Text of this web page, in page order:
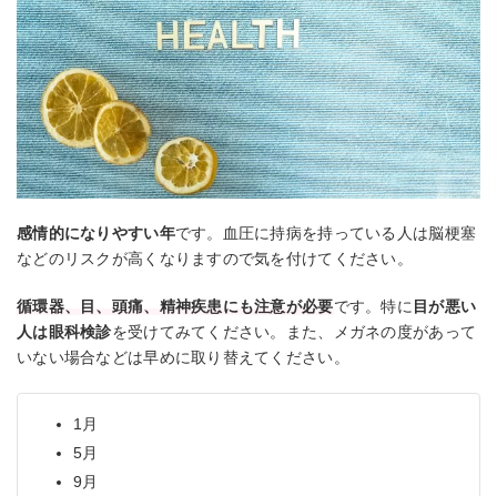
感情的になりやすい年です。血圧に持病を持っている人は脳梗塞
などのリスクが高くなりますので気を付けてください。
循環器、目、頭痛、精神疾患にも注意が必要です。特に 目が悪い
人は眼科検診を受けてみてください。また、メガネの度があって
いない場合などは早めに取り替えてください。
1月
5月
9月